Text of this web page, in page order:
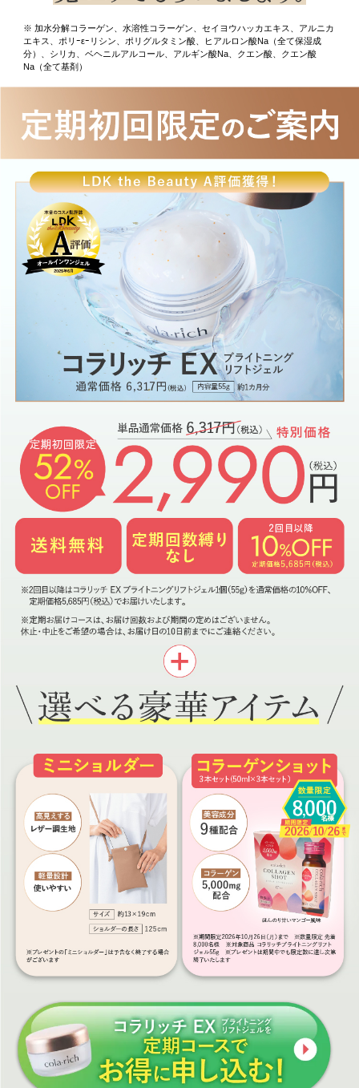
※ 加水分解コラーゲン、水溶性コラーゲン、セイヨウハッカエキス、アルニカ
エキス、ポリｰεｰリシン、ポリグルタミン酸、ヒアルロン酸Na（全て保湿成
分）、シリカ、ベヘニルアルコール、アルギン酸Na、クエン酸、クエン酸
Na（全て基剤）